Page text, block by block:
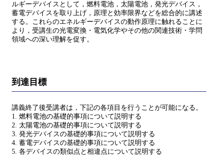
ルギーデバイスとして，燃料電池，太陽電池，発光デバイス，
蓄電デバイスを取り上げ，原理と効率限界などを総合的に講述
する。これらのエネルギーデバイスの動作原理に触れることに
より，受講生の光電変換・電気化学やその他の関連技術・学問
領域への深い理解を促す。
到達目標
講義終了後受講者は，下記の各項目を行うことが可能になる。
1. 燃料電池の基礎的事項について説明する
2. 太陽電池の基礎的事項について説明する
3. 発光デバイスの基礎的事項について説明する
4. 蓄電デバイスの基礎的事項について説明する
5. 各デバイスの類似点と相違点について説明する